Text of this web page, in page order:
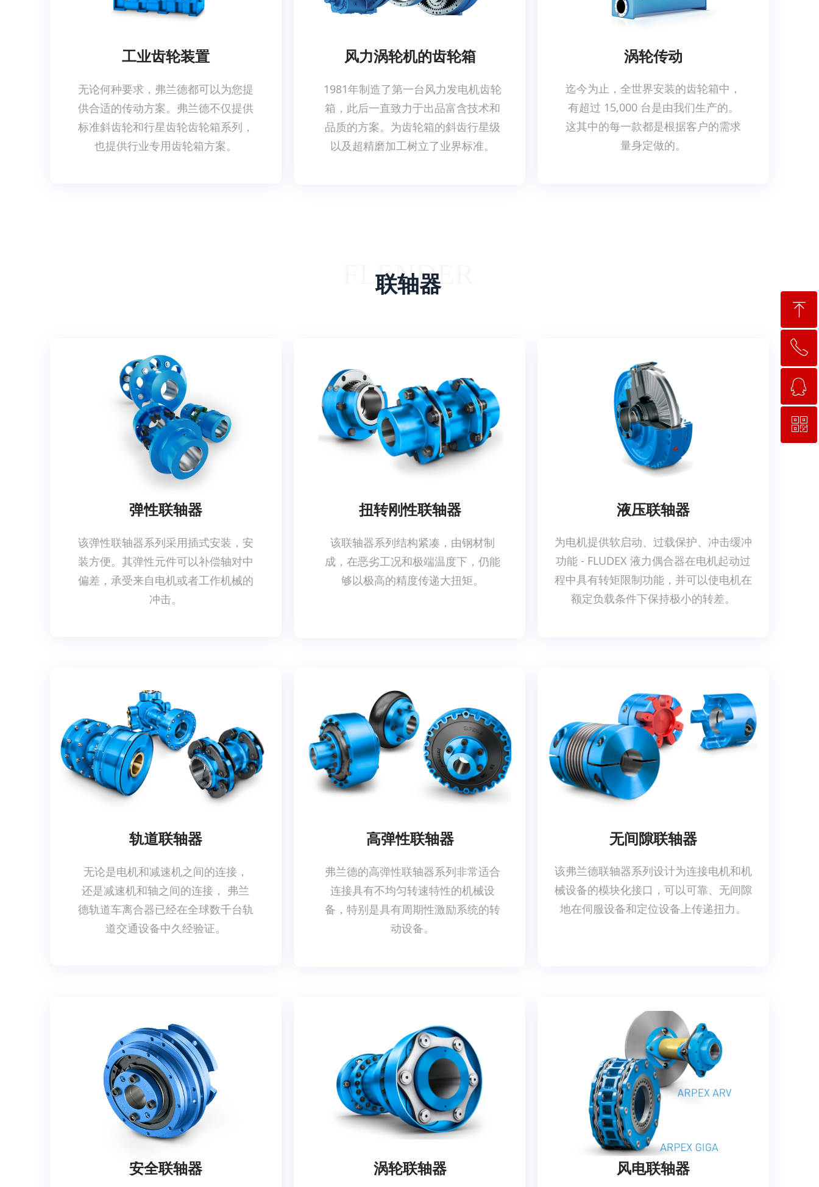
工业齿轮装置
无论何种要求，弗兰德都可以为您提
供合适的传动方案。弗兰德不仅提供
标准斜齿轮和行星齿轮齿轮箱系列，
也提供行业专用齿轮箱方案。
风力涡轮机的齿轮箱
1981年制造了第一台风力发电机齿轮
箱，此后一直致力于出品富含技术和
品质的方案。为齿轮箱的斜齿行星级
以及超精磨加工树立了业界标准。
涡轮传动
迄今为止，全世界安装的齿轮箱中，
有超过 15,000 台是由我们生产的。
这其中的每一款都是根据客户的需求
量身定做的。
弹性联轴器
该弹性联轴器系列采用插式安装，安
装方便。其弹性元件可以补偿轴对中
偏差，承受来自电机或者工作机械的
冲击。
扭转刚性联轴器
该联轴器系列结构紧凑，由钢材制
成，在恶劣工况和极端温度下，仍能
够以极高的精度传递大扭矩。
液压联轴器
为电机提供软启动、过载保护、冲击缓冲
功能 - FLUDEX 液力偶合器在电机起动过
程中具有转矩限制功能，并可以使电机在
额定负载条件下保持极小的转差。
FLENDER
联轴器
轨道联轴器
无论是电机和减速机之间的连接，
还是减速机和轴之间的连接， 弗兰
德轨道车离合器已经在全球数千台轨
道交通设备中久经验证。
高弹性联轴器
弗兰德的高弹性联轴器系列非常适合
连接具有不均匀转速特性的机械设
备，特别是具有周期性激励系统的转
动设备。
无间隙联轴器
该弗兰德联轴器系列设计为连接电机和机
械设备的模块化接口，可以可靠、无间隙
地在伺服设备和定位设备上传递扭力。
安全联轴器 涡轮联轴器 风电联轴器
ꁸ
回到顶部
ꂅ
ꁗ
QQ客服
ꀥ